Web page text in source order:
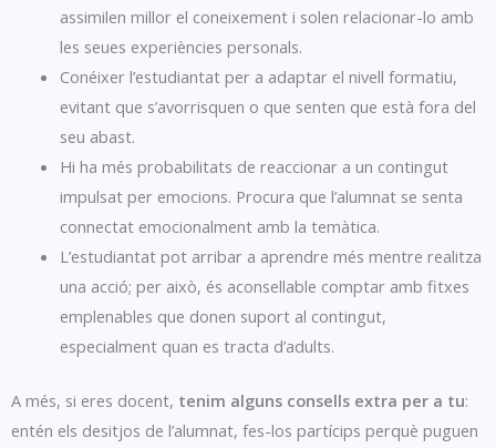
assimilen millor el coneixement i solen relacionar-lo amb
les seues experiències personals.
Conéixer l’estudiantat per a adaptar el nivell formatiu,
evitant que s’avorrisquen o que senten que està fora del
seu abast.
Hi ha més probabilitats de reaccionar a un contingut
impulsat per emocions. Procura que l’alumnat se senta
connectat emocionalment amb la temàtica.
L’estudiantat pot arribar a aprendre més mentre realitza
una acció; per això, és aconsellable comptar amb fitxes
emplenables que donen suport al contingut,
especialment quan es tracta d’adults.
A més, si eres docent, tenim alguns consells extra per a tu:
entén els desitjos de l’alumnat, fes-los partícips perquè puguen